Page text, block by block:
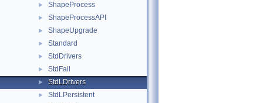
► ShapeProcess
► ShapeProcessAPI
► ShapeUpgrade
► Standard
► StdDrivers
► StdFail
► StdLDrivers
► StdLPersistent